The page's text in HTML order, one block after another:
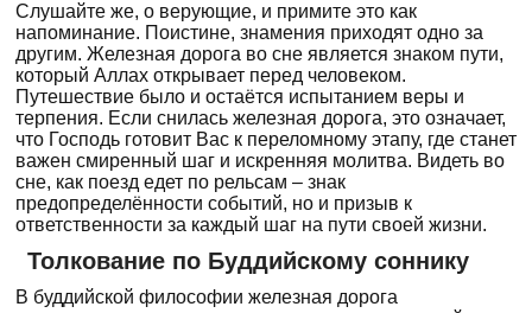
Слушайте же, о верующие, и примите это как
напоминание. Поистине, знамения приходят одно за
другим. Железная дорога во сне является знаком пути,
который Аллах открывает перед человеком.
Путешествие было и остаётся испытанием веры и
терпения. Если снилась железная дорога, это означает,
что Господь готовит Вас к переломному этапу, где станет
важен смиренный шаг и искренняя молитва. Видеть во
сне, как поезд едет по рельсам – знак
предопределённости событий, но и призыв к
ответственности за каждый шаг на пути своей жизни.
Толкование по Буддийскому соннику
В буддийской философии железная дорога